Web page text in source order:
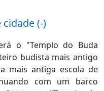
cidade (-)
o "Templo do Buda
budista mais antigo
mais antiga escola de
com um barco